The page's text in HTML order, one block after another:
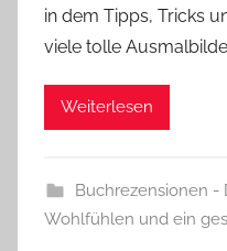
in dem Tipps, Tricks
viele tolle
Weiterlesen
Buchrezensionen -
Wohlfühlen und ein